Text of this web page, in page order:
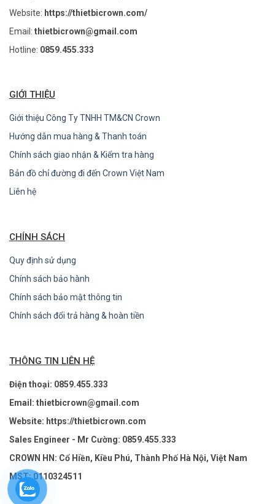
Website: https://thietbicrown.com/
Email: thietbicrown@gmail.com
Hotline: 0859.455.333
GIỚI THIỆU
Giới thiệu Công Ty TNHH TM&CN Crown
Hướng dẫn mua hàng & Thanh toán
Chính sách giao nhận & Kiểm tra hàng
Bản đồ chỉ đường đi đến Crown Việt Nam
Liên hệ
CHÍNH SÁCH
Quy định sử dụng
Chính sách bảo hành
Chính sách bảo mật thông tin
Chính sách đổi trả hàng & hoàn tiền
THÔNG TIN LIÊN HỆ
Điện thoại: 0859.455.333
Email: thietbicrown@gmail.com
Website: https://thietbicrown.com
Sales Engineer - Mr Cường: 0859.455.333
CROWN HN: Cổ Hiền, Kiều Phú, Thành Phố Hà Nội, Việt Nam
MST: 0110324511